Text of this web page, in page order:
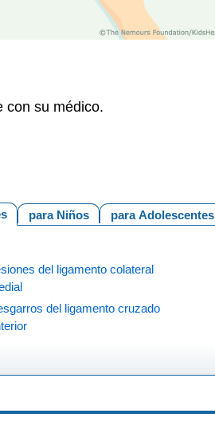
con su médico.
para Adolescentes
para Niños
del ligamento colateral
del ligamento cruzado